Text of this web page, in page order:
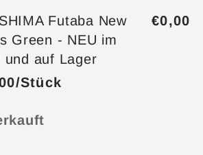
Futaba New
Green - NEU im
und auf Lager
Stück
€0,00